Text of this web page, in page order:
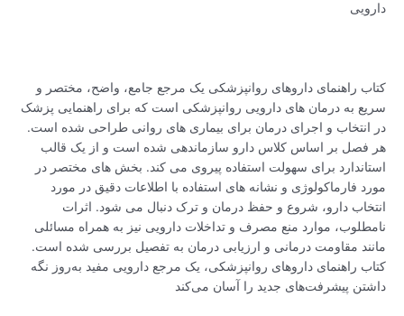
دارویی
کتاب راهنمای داروهای روانپزشکی یک مرجع جامع، واضح، مختصر و
سریع به درمان های دارویی روانپزشکی است که برای راهنمایی پزشک
در انتخاب و اجرای درمان برای بیماری های روانی طراحی شده است.
هر فصل بر اساس کلاس دارو سازماندهی شده است و از یک قالب
استاندارد برای سهولت استفاده پیروی می کند. بخش های مختصر در
مورد فارماکولوژی و نشانه های استفاده با اطلاعات دقیق در مورد
انتخاب دارو، شروع و حفظ درمان و ترک دنبال می شود. اثرات
نامطلوب، موارد منع مصرف و تداخلات دارویی نیز به همراه مسائلی
مانند مقاومت درمانی و ارزیابی درمان به تفصیل بررسی شده است.
کتاب راهنمای داروهای روانپزشکی، یک مرجع دارویی مفید به‌روز نگه
داشتن پیشرفت‌های جدید را آسان می‌کند